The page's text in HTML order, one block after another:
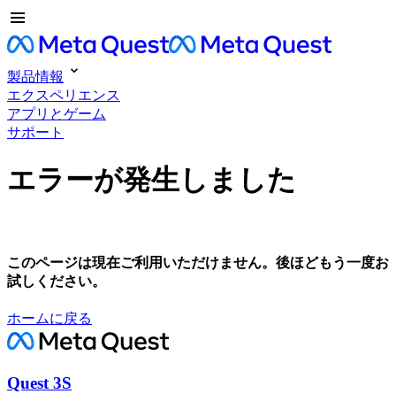
製品情報
エクスペリエンス
アプリとゲーム
サポート
エラーが発生しました
このページは現在ご利用いただけません。後ほどもう一度お
試しください。
ホームに戻る
Quest 3S